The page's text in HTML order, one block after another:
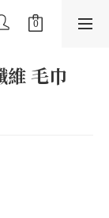
維 毛巾